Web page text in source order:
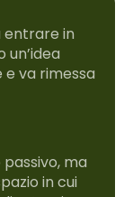
entrare in
e va rimessa
ma
in cui